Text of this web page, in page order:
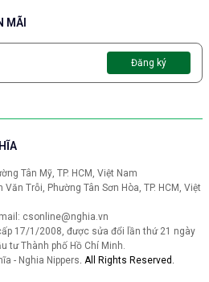
MÃI
Đăng ký
Tân Mỹ, TP. HCM, Việt Nam
Trỗi, Phường Tân Sơn Hòa, TP. HCM, Việt
csonline@nghia.vn
17/1/2008, được sửa đổi lần thứ 21 ngày
tư Thành phố Hồ Chí Minh.
- Nghia Nippers. All Rights Reserved.